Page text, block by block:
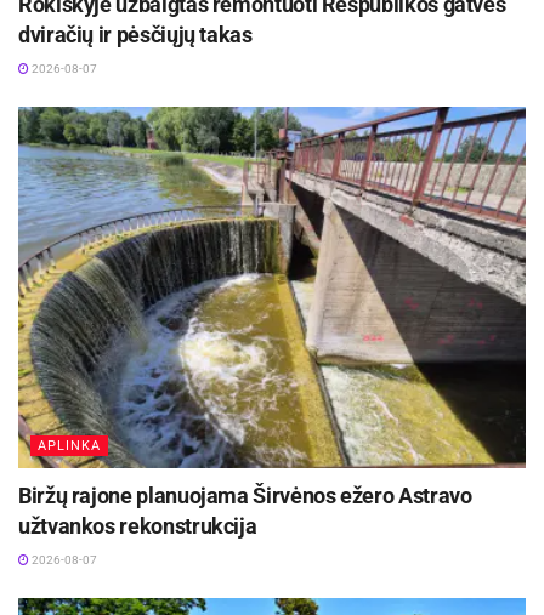
Robotų naudojimas vertinamas kaip atsiperkanti
aukštį, todėl erdvės išlieka tvarkingos ir
reprezentatyvios. Be to, robotai veikia
autonomiškai, nereikalauja nuolatinių
žmogiškųjų išteklių ir leidžia efektyviau valdyti
priežiūros kaštus.
Rokiškio rajono savivaldybė pažymi, kad
išmaniosios technikos diegimas yra ilgalaikė
kryptis, leidžianti gerinti aplinkos priežiūros
kokybę ir racionaliai naudoti turimus išteklius.
Šaltinis: Rokiškio rajono savivaldybė
dviračių ir pėsčiųjų takas
2026-08-07
APLINKA
Biržų rajone planuojama Širvėnos ežero Astravo
užtvankos rekonstrukcija
2026-08-07